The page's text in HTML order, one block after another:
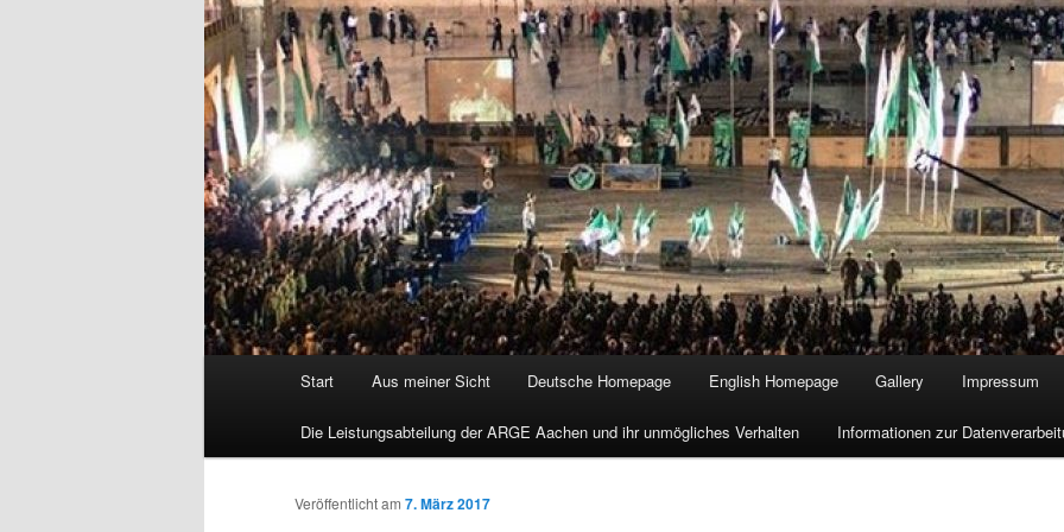
Start Aus meiner Sicht Deutsche Homepage English Homepage Gallery Impressum
Die Leistungsabteilung der ARGE Aachen und ihr unmögliches Verhalten Informationen zur
Veröffentlicht am 7. März 2017